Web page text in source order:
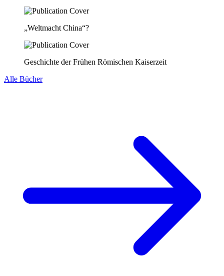
„Weltmacht China“?
Geschichte der Frühen Römischen Kaiserzeit
Alle Bücher